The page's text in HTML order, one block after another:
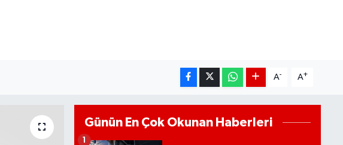
A- A+
Günün En Çok Okunan Haberleri
1